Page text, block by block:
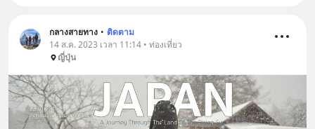
กลางสายทาง • ติดตาม
14 ส.ค. 2023 เวลา 11:14 • ท่องเที่ยว
ญี่ปุ่น